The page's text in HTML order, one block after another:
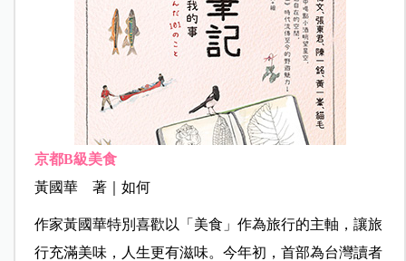
京都B級美食
黃國華 著｜如何
作家黃國華特別喜歡以「美食」作為旅行的主軸，讓旅
行充滿美味，人生更有滋味。今年初，首部為台灣讀者